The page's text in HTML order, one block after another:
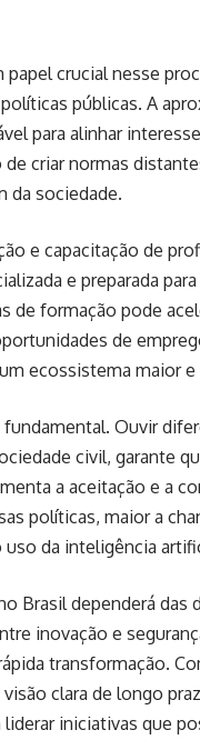
crucial nesse
públicas. A
para alinhar
criar normas
da sociedade.
e capacitação de
e preparada
de formação pode
de
ecossistema maior
Ouvir
civil, garante
a aceitação e a
políticas, maior a
da inteligência
Brasil dependerá das
inovação e
transformação.
clara de longo
iniciativas que